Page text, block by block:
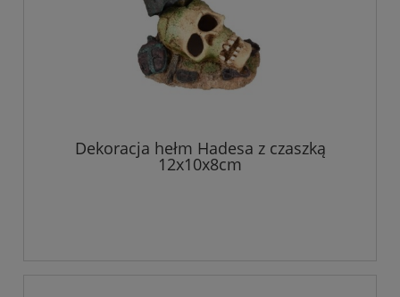
Dekoracja hełm Hadesa z czaszką
12x10x8cm